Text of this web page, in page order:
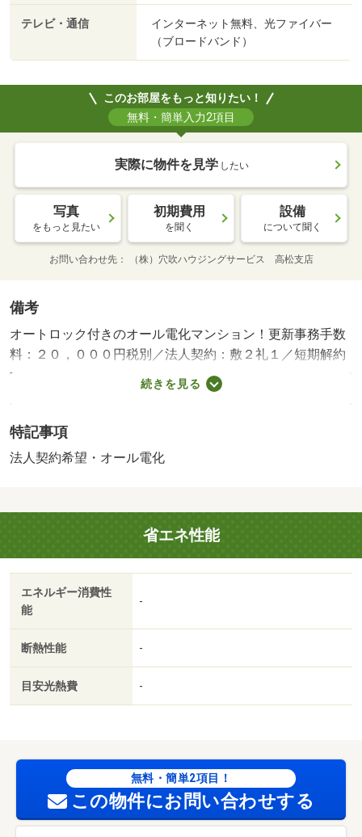
テレビ・通信
インターネット無料、光ファイバー
（ブロードバンド）
このお部屋をもっと知りたい！
無料・簡単入力2項目
実際に物件を見学 したい
写真
をもっと見たい
初期費用
を聞く
設備
について聞く
お問い合わせ先 （株）穴吹ハウジングサービス 高松支店
備考
オートロック付きのオール電化マンション！更新事務手数
料：２０，０００円税別／法人契約：敷２礼１／短期解約
違約金：２年未満１ヵ月１年未満２ヶ月・賃貸保証等：加
入要（その他 ※契約条件によって、別途保証会社への加
詳）・維持費等：駐車料１４，３００円／月・ハッピーサ
ポート会費１，００１円／月・エアコン、照明、ＩＨコン
１．１ヶ月/抗菌消臭施工代 19800円/鍵代 22000円
続きを見る
特記事項
法人契約希望・オール電化
省エネ性能
エネルギー消費性
能
-
断熱性能 -
目安光熱費 -
無料・簡単2項目！
この物件にお問い合わせする